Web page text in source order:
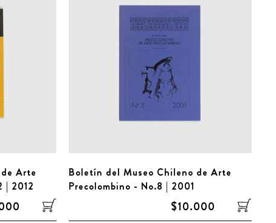
Arte
| 2012
Boletín del Museo Chileno de Arte
Precolombino - No.8 | 2001
$10.000